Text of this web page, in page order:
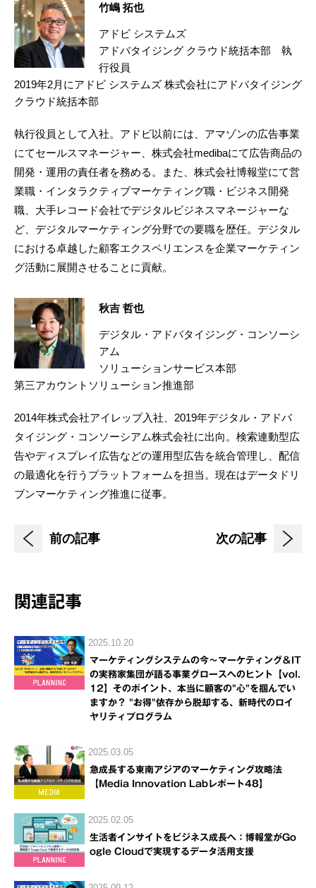
竹嶋 拓也
アドビ システムズ
アドバタイジング クラウド統括本部 執
行役員
2019年2月にアドビ システムズ 株式会社にアドバタイジング
クラウド統括本部
執行役員として入社。アドビ以前には、アマゾンの広告事業
にてセールスマネージャー、株式会社medibaにて広告商品の
開発・運用の責任者を務める。また、株式会社博報堂にて営
業職・インタラクティブマーケティング職・ビジネス開発
職、大手レコード会社でデジタルビジネスマネージャーな
ど、デジタルマーケティング分野での要職を歴任。デジタル
における卓越した顧客エクスペリエンスを企業マーケティン
グ活動に展開させることに貢献。
秋吉 哲也
デジタル・アドバタイジング・コンソーシ
アム
ソリューションサービス本部
第三アカウントソリューション推進部
2014年株式会社アイレップ入社、2019年デジタル・アドバ
タイジング・コンソーシアム株式会社に出向。検索連動型広
告やディスプレイ広告などの運用型広告を統合管理し、配信
の最適化を行うプラットフォームを担当。現在はデータドリ
ブンマーケティング推進に従事。
前の記事 次の記事
関連記事
2025.10.20
マーケティングシステムの今～マーケティング＆IT
の実務家集団が語る事業グロースへのヒント【vol.
12】そのポイント、本当に顧客の"心"を掴んでい
ますか？ "お得"依存から脱却する、新時代のロイ
ヤリティプログラム
2025.03.05
急成長する東南アジアのマーケティング攻略法
【Media Innovation Labレポート48】
2025.02.05
生活者インサイトをビジネス成長へ：博報堂がGo
ogle Cloudで実現するデータ活用支援